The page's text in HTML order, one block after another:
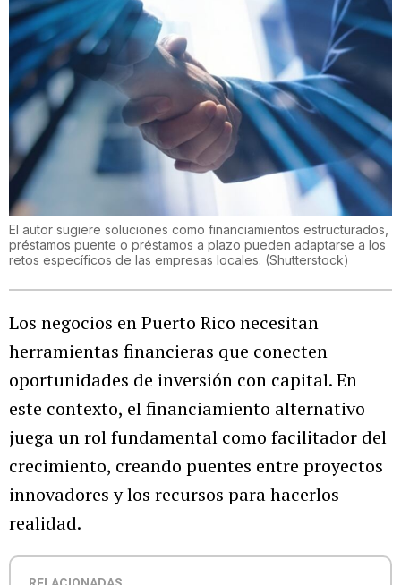
El autor sugiere soluciones como financiamientos estructurados,
préstamos puente o préstamos a plazo pueden adaptarse a los
retos específicos de las empresas locales. (Shutterstock)
Los negocios en Puerto Rico necesitan
herramientas financieras que conecten
oportunidades de inversión con capital. En
este contexto, el financiamiento alternativo
juega un rol fundamental como facilitador del
crecimiento, creando puentes entre proyectos
innovadores y los recursos para hacerlos
realidad.